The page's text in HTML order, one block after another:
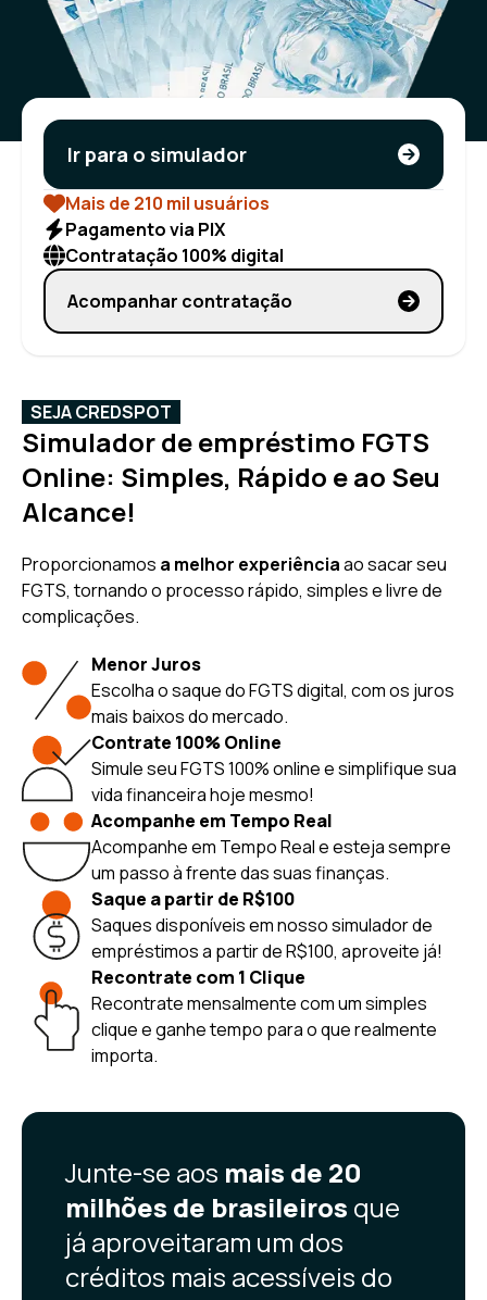
Ir para o simulador
Mais de 210 mil usuários
Pagamento via PIX
Contratação 100% digital
Acompanhar contratação
SEJA CREDSPOT
Simulador de empréstimo FGTS
Online: Simples, Rápido e ao Seu
Alcance!
Proporcionamos a melhor experiênciaao sacar seu
FGTS, tornando o processo rápido, simples e livre de
complicações.
Menor Juros
Escolha o saque do FGTS digital, com os juros
mais baixos do mercado.
Contrate 100% Online
Simule seu FGTS 100% online e simplifique sua
vida financeira hoje mesmo!
Acompanhe em Tempo Real
Acompanhe em Tempo Real e esteja sempre
um passo à frente das suas finanças.
Saque a partir de R$100
Saques disponíveis em nosso simulador de
empréstimos a partir de R$100, aproveite já!
Recontrate com 1 Clique
Recontrate mensalmente com um simples
clique e ganhe tempo para o que realmente
importa.
Junte-se aos mais de 20
milhões de brasileiros que
já aproveitaram um dos
créditos mais acessíveis do